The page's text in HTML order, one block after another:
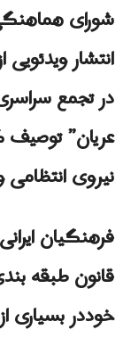
شورای
انتشار
در تجمع
عریان” توصیف
نیروی
فرهنگیان
قانون طبقه
خوددر